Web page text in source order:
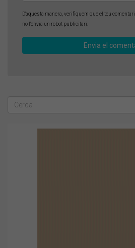
D'aquesta manera, verifiquem que el teu comentari
no l'envia un robot publicitari.